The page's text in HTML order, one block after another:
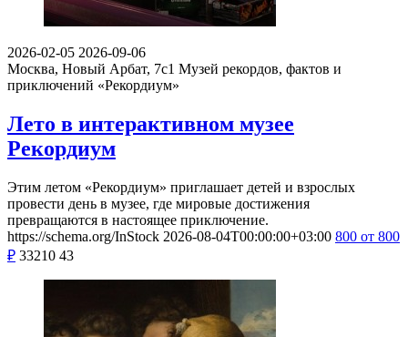
2026-02-05 2026-09-06
Москва, Новый Арбат, 7с1 Музей рекордов, фактов и
приключений «Рекордиум»
Лето в интерактивном музее
Рекордиум
Этим летом «Рекордиум» приглашает детей и взрослых
провести день в музее, где мировые достижения
превращаются в настоящее приключение.
https://schema.org/InStock 2026-08-04T00:00:00+03:00 800 от 800
₽ 33210 43